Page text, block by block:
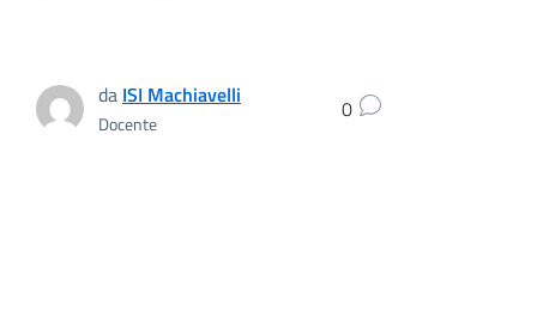
da ISI Machiavelli
Docente 0